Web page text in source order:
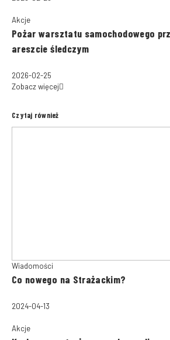
Akcje
Pożar warsztatu samochodowego
areszcie śledczym
2026-02-25
Zobacz więcej
Czytaj również
Wiadomości
Co nowego na Strażackim?
2024-04-13
Akcje